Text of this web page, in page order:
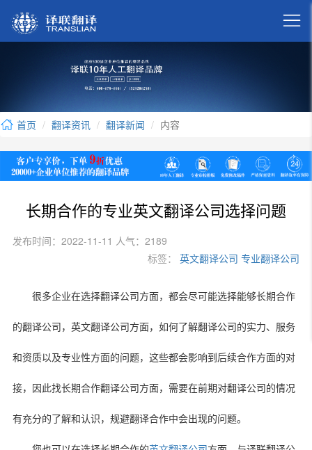

首页 翻译资讯 翻译新闻 内容
长期合作的专业英文翻译公司选择问题
发布时间：2022-11-11 人气：2189
标签：
英文翻译公司 专业翻译公司
很多企业在选择翻译公司方面，都会尽可能选择能够长期合作
的翻译公司，英文翻译公司方面，如何了解翻译公司的实力、服务
和资质以及专业性方面的问题，这些都会影响到后续合作方面的对
接，因此找长期合作翻译公司方面，需要在前期对翻译公司的情况
有充分的了解和认识，规避翻译合作中会出现的问题。